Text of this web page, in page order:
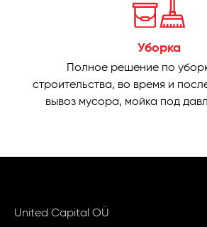
Уборка
Полное решение по
строительства, во время и
вывоз мусора, мойка под
United Capital OÜ